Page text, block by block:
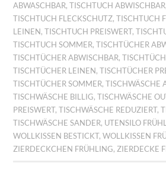
ABWASCHBAR,TISCHTUCH ABWISCHBAR
TISCHTUCH FLECKSCHUTZ,TISCHTUCH
LEINEN ,TISCHTUCH PREISWERT,
TISCHTUCH SOMMER,TISCHTÜCHER
TISCHTÜCHER ABWISCHBAR,
TISCHTÜCHER LEINEN ,TISCHTÜCHER
TISCHTÜCHER SOMMER,TISCHWÄSCHE
TISCHWÄSCHE BILLIG,TISCHWÄSCHE
PREISWERT,TISCHWÄSCHE REDUZIERT,
TISCHWÄSCHE SANDER, UTENSILO
WOLLKISSEN BESTICKT,WOLLKISSEN
ZIERDECKCHEN FRÜHLING, ZIERDECKE